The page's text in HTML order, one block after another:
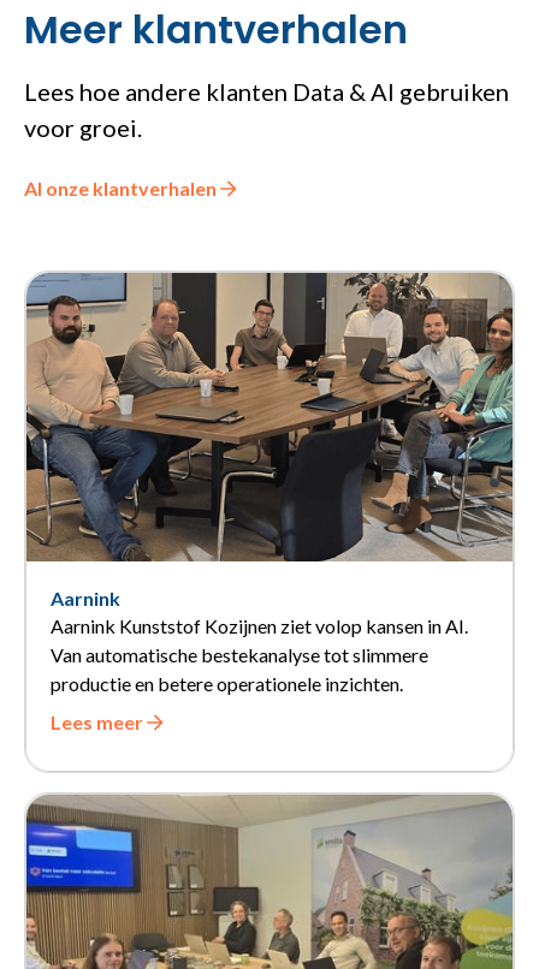
Meer klantverhalen
Lees hoe andere klanten Data & AI gebruiken
voor groei.
Al onze klantverhalen
Aarnink
Aarnink Kunststof Kozijnen ziet volop kansen in AI.
Van automatische bestekanalyse tot slimmere
productie en betere operationele inzichten.
Lees meer